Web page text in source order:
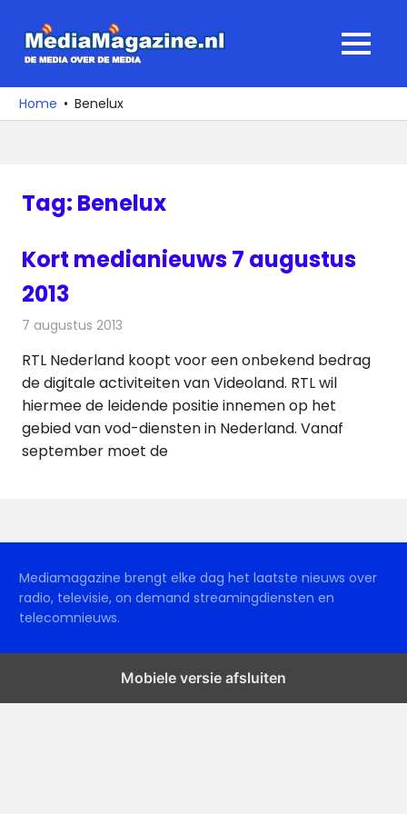
naar
media
over
MENU
Home Benelux
Tag: Benelux
Kort medianieuws 7 augustus
2013
7 augustus 2013
RTL Nederland koopt voor een onbekend bedrag
de digitale activiteiten van Videoland. RTL wil
hiermee de leidende positie innemen op het
gebied van vod-diensten in Nederland. Vanaf
september moet de
Mediamagazine brengt elke dag het laatste nieuws over
radio, televisie, on demand streamingdiensten en
telecomnieuws.
Mobiele versie afsluiten